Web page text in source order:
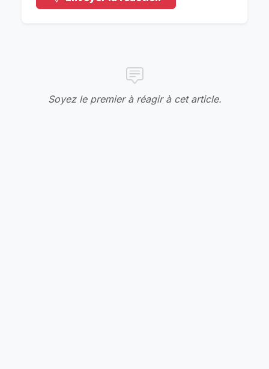
Soyez le premier à réagir à cet article.